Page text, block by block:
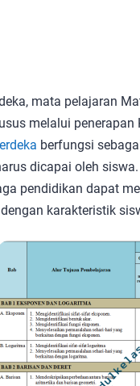
mata pelajaran
melalui
berfungsi
dicapai oleh
pendidikan dapat
karakteristik